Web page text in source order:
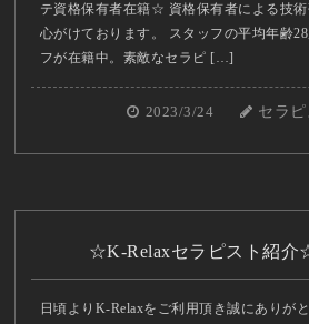
テ資格保有者在籍☆ 資格保有者による技
心がけております。 スタッフの平均年齢
フが在籍中。素敵なセラピ […]
2023/3/24 セラ
☆K-Relaxセラピスト紹
日頃よりK-Relaxをご利用頂き誠にありが